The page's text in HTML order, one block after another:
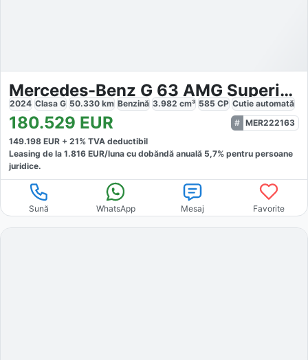
Mercedes-Benz G 63 AMG Superior Multikontur Driver Package
2024 Clasa G 50.330 km Benzină 3.982 cm³ 585 CP Cutie automată
180.529 EUR
MER222163
149.198 EUR + 21% TVA deductibil
Leasing de la 1.816 EUR/luna cu dobăndă anuală 5,7% pentru persoane
juridice.
Sună WhatsApp Mesaj Favorite